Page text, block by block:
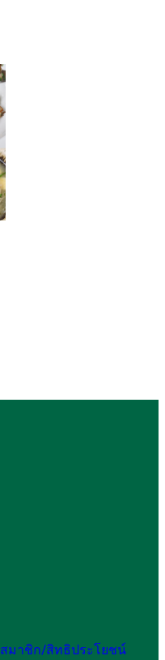
สมาชิก/สิทธิประโยชน์